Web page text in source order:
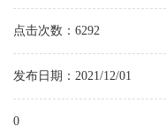
点击次数：6292
发布日期：2021/12/01
0